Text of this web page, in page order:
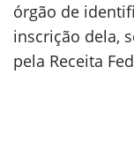
órgão de
inscrição dela,
pela Receita